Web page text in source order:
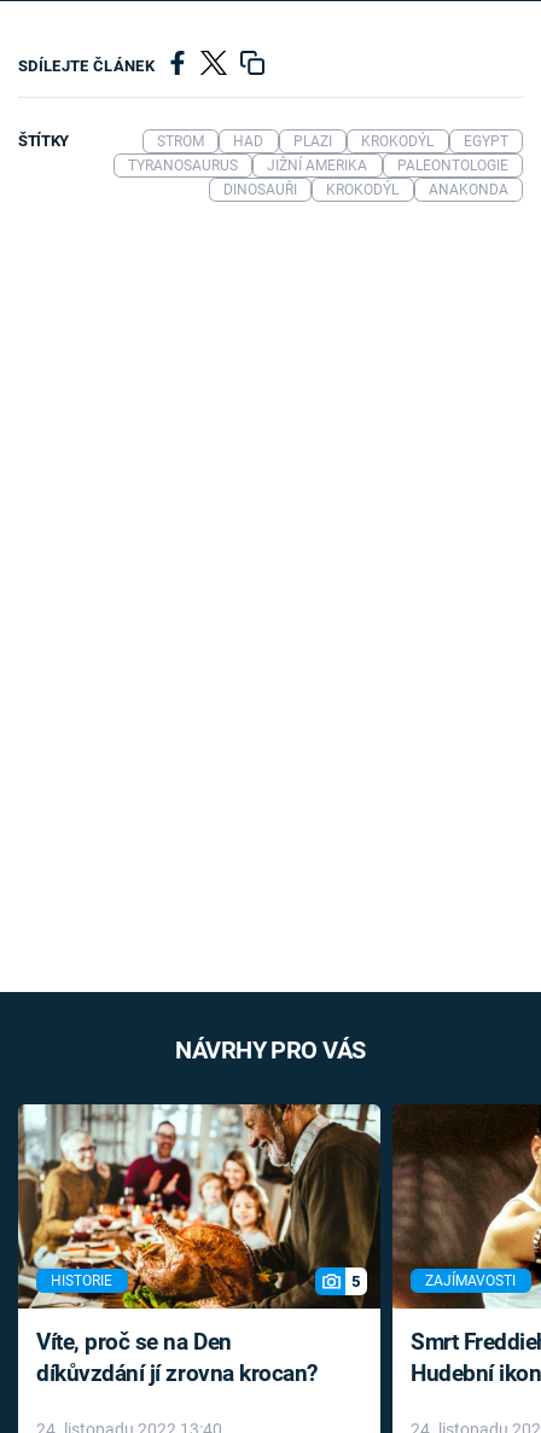
SDÍLEJTE ČLÁNEK
ŠTÍTKY STROM HAD PLAZI KROKODÝL
EGYPT
TYRANOSAURUS
JIŽNÍ AMERIKA
PALEONTOLOGIE
DINOSAUŘI
KROKODÝL ANAKONDA
NÁVRHY PRO VÁS
HISTORIE 5
Víte, proč se na Den
díkůvzdání jí zrovna krocan?
ZAJÍMAVOSTI
Smrt
Hudební